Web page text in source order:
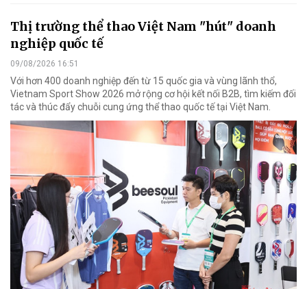
Thị trường thể thao Việt Nam "hút" doanh
nghiệp quốc tế
09/08/2026 16:51
Với hơn 400 doanh nghiệp đến từ 15 quốc gia và vùng lãnh thổ,
Vietnam Sport Show 2026 mở rộng cơ hội kết nối B2B, tìm kiếm đối
tác và thúc đẩy chuỗi cung ứng thể thao quốc tế tại Việt Nam.